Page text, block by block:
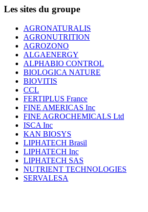
Les sites du groupe
AGRONATURALIS
AGRONUTRITION
AGROZONO
ALGAENERGY
ALPHABIO CONTROL
BIOLOGICA NATURE
BIOVITIS
CCL
FERTIPLUS France
FINE AMERICAS Inc
FINE AGROCHEMICALS Ltd
ISCA Inc
KAN BIOSYS
LIPHATECH Brasil
LIPHATECH Inc
LIPHATECH SAS
NUTRIENT TECHNOLOGIES
SERVALESA